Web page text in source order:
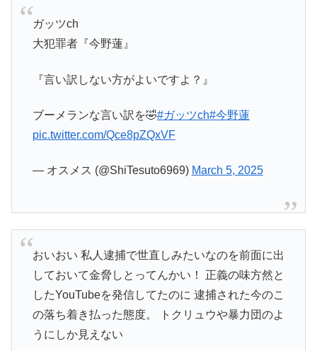
ガッツch
大犯罪者『今野蓮』
『言い訳しない方がよいですよ？』
ブーメランな言い訳を🤣#ガッツch#今野蓮
pic.twitter.com/Qce8pZQxVF
— オスメス (@ShiTesuto6969) March 5, 2025
おいおい 私人逮捕で世直しみたいなのを前面に出
しておいて金脅しとってんかい！ 正義の味方然と
したYouTubeを発信してたのに 逮捕された今のこ
の落ち着き払った態度。 トクリュウや暴力団のよ
うにしか見えない